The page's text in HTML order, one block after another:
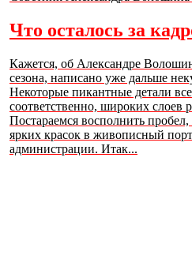
Что осталось за
Кажется, об Александре
сезона, написано уже дальше
Некоторые пикантные детали
соответственно, широких слоев
Постараемся восполнить
ярких красок в живописный
администрации. Итак...